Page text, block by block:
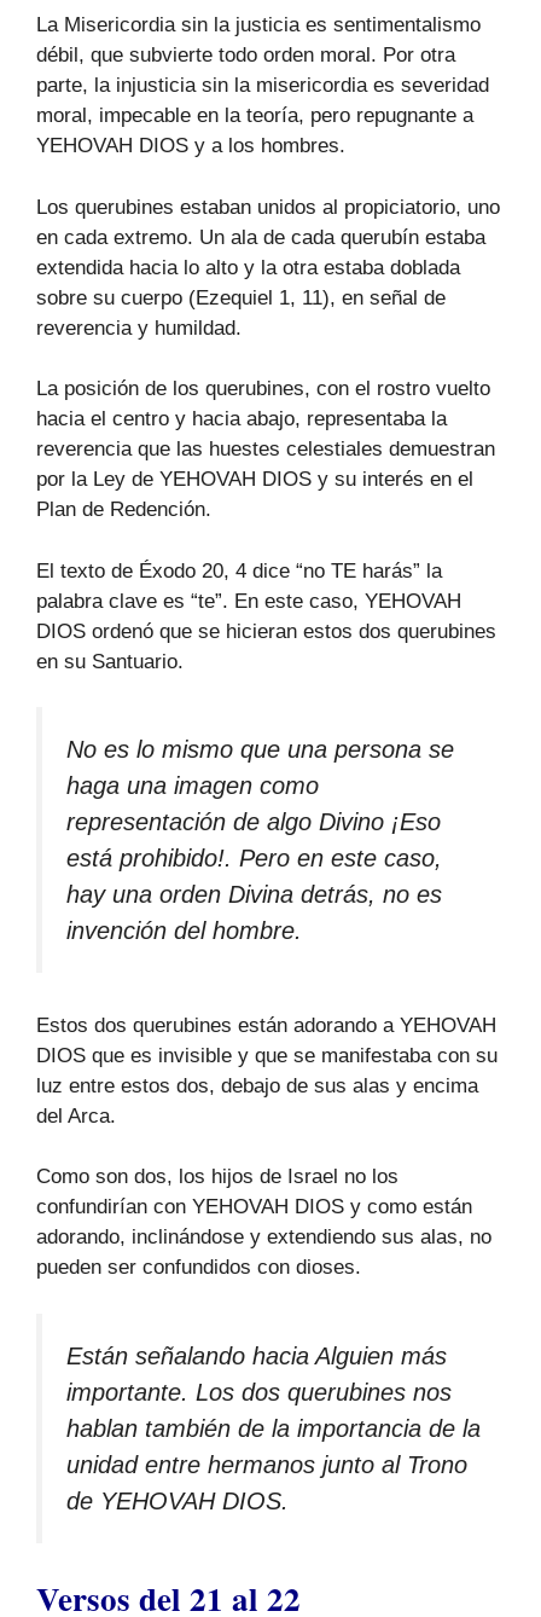
La Misericordia sin la justicia es sentimentalismo
débil, que subvierte todo orden moral. Por otra
parte, la injusticia sin la misericordia es severidad
moral, impecable en la teoría, pero repugnante a
YEHOVAH DIOS y a los hombres.
Los querubines estaban unidos al propiciatorio, uno
en cada extremo. Un ala de cada querubín estaba
extendida hacia lo alto y la otra estaba doblada
sobre su cuerpo (Ezequiel 1, 11), en señal de
reverencia y humildad.
La posición de los querubines, con el rostro vuelto
hacia el centro y hacia abajo, representaba la
reverencia que las huestes celestiales demuestran
por la Ley de YEHOVAH DIOS y su interés en el
Plan de Redención.
El texto de Éxodo 20, 4 dice “no TE harás” la
palabra clave es “te”. En este caso, YEHOVAH
DIOS ordenó que se hicieran estos dos querubines
en su Santuario.
No es lo mismo que una persona se
haga una imagen como
representación de algo Divino ¡Eso
está prohibido!. Pero en este caso,
hay una orden Divina detrás, no es
invención del hombre.
Estos dos querubines están adorando a YEHOVAH
DIOS que es invisible y que se manifestaba con su
luz entre estos dos, debajo de sus alas y encima
del Arca.
Como son dos, los hijos de Israel no los
confundirían con YEHOVAH DIOS y como están
adorando, inclinándose y extendiendo sus alas, no
pueden ser confundidos con dioses.
Están señalando hacia Alguien más
importante. Los dos querubines nos
hablan también de la importancia de la
unidad entre hermanos junto al Trono
de YEHOVAH DIOS.
Versos del 21 al 22